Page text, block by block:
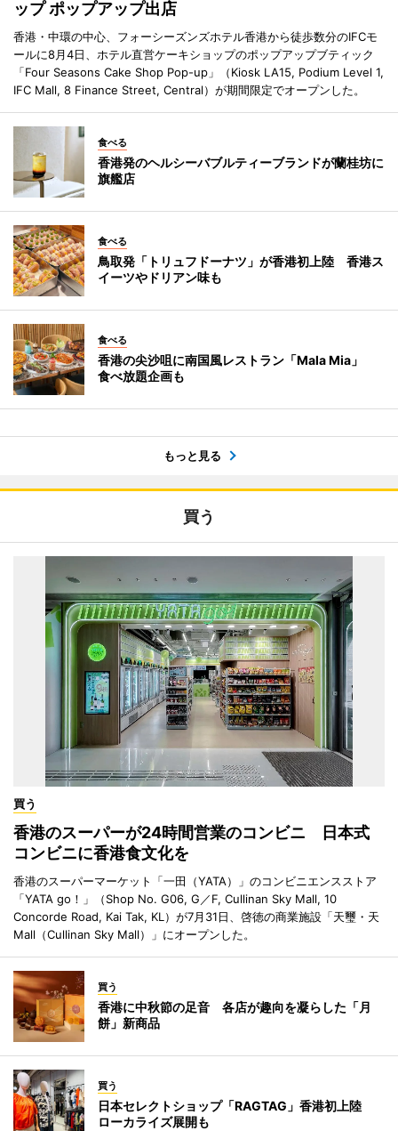
ップ ポップアップ出店
香港・中環の中心、フォーシーズンズホテル香港から徒歩数分のIFCモ
ールに8月4日、ホテル直営ケーキショップのポップアップブティック
「Four Seasons Cake Shop Pop-up」（Kiosk LA15, Podium Level 1,
IFC Mall, 8 Finance Street, Central）が期間限定でオープンした。
食べる
香港発のヘルシーバブルティーブランドが蘭桂坊に
旗艦店
食べる
鳥取発「トリュフドーナツ」が香港初上陸 香港ス
イーツやドリアン味も
食べる
香港の尖沙咀に南国風レストラン「Mala Mia」
食べ放題企画も
もっと見る
買う
買う
香港のスーパーが24時間営業のコンビニ 日本式
コンビニに香港食文化を
香港のスーパーマーケット「一田（YATA）」のコンビニエンスストア
「YATA go！」（Shop No. G06, G／F, Cullinan Sky Mall, 10
Concorde Road, Kai Tak, KL）が7月31日、啓徳の商業施設「天璽・天
Mall（Cullinan Sky Mall）」にオープンした。
買う
香港に中秋節の足音 各店が趣向を凝らした「月
餅」新商品
買う
日本セレクトショップ「RAGTAG」香港初上陸
ローカライズ展開も